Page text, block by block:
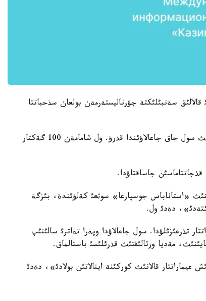
قالالئق سةنبئلئكتة جؤرناليستةرمةن بولعان سذحباتتا
«ةلباسئنئث تاپسئرماسئ بار - تاعئ ءبئر ساياباقتئ ةلوردانئث سول جاق جاعالاؤئندا قذرؤ. ول شامامةن 100 گةكتار
جاساقتاؤدا.
«استاناباس جوسپارعا» سوثعئ كةلؤئندة، بئزگة
دةدئ ول.
تذرعئزئلؤدا. سول جاعالاؤدا وپةرا تةاترئ سالئنئپ
مةديا ورتالئقتئث قذرئلئسئ باستالماق.
عيماراتتار قالانئث كوركئنة اينالاتئن بولادئ»، دةدئ